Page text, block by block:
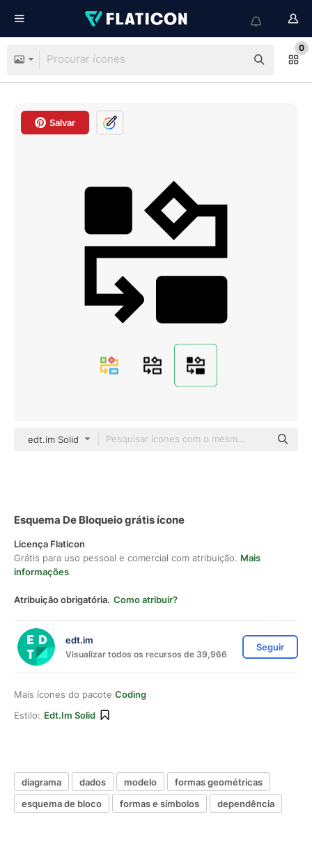
0
Salvar
edt.im Solid
Esquema De Bloqueio grátis ícone
Licença Flaticon
Grátis para uso pessoal e comercial com atribuição. Mais
informações
Atribuição obrigatória. Como atribuir?
edt.im
Visualizar todos os recursos de 39,966
Seguir
Mais ícones do pacote Coding
Estilo: Edt.im Solid
diagrama dados modelo
formas geométricas
esquema de bloco
formas e símbolos dependência